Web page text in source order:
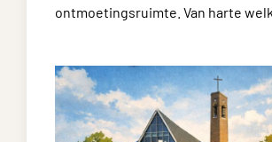
ontmoetingsruimte. Van harte